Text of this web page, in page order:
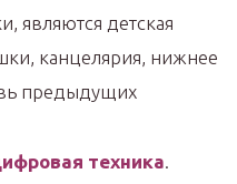
являются детская
канцелярия, нижнее
предыдущих
техника.